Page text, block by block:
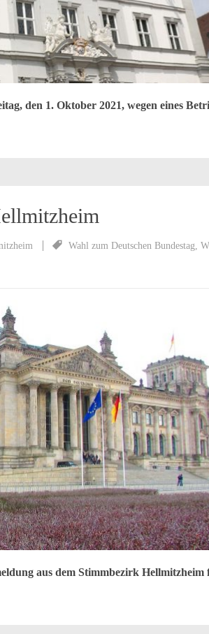
den 1. Oktober 2021, wegen eines
Wahl zum Deutschen Bundestag
aus dem Stimmbezirk